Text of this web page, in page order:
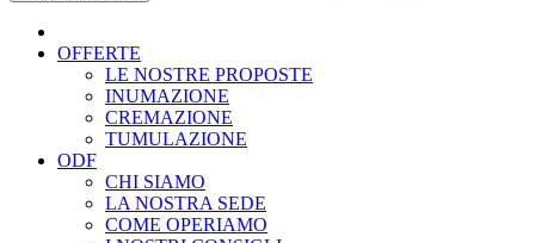
OFFERTE
LE NOSTRE PROPOSTE
INUMAZIONE
CREMAZIONE
TUMULAZIONE
ODF
CHI SIAMO
LA NOSTRA SEDE
COME OPERIAMO